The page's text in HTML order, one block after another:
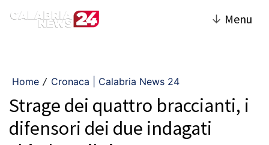
↓ Menu
Home / Cronaca | Calabria News 24
Strage dei quattro braccianti, i
difensori dei due indagati